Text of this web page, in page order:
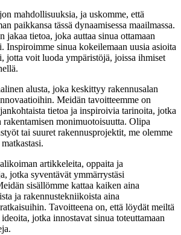
mahdollisuuksia, ja uskomme, että
paikkansa tässä dynaamisessa maailmassa.
jakaa tietoa, joka auttaa sinua ottamaan
Inspiroimme sinua kokeilemaan uusia asioita
jotta voit luoda ympäristöjä, joissa ihmiset
alusta, joka keskittyy rakennusalan
Meidän tavoitteemme on
tietoa ja inspiroivia tarinoita, jotka
rakentamisen monimuotoisuutta. Olipa
tai suuret rakennusprojektit, me olemme
artikkeleita, oppaita ja
jotka syventävät ymmärrystäsi
sisällömme kattaa kaiken aina
ja rakennustekniikoista aina
Tavoitteena on, että löydät meiltä
jotka innostavat sinua toteuttamaan